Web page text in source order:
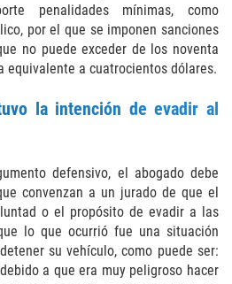
Oral Forzada
Indecente
a un Niño Menor de 18 Años
Sexual Forzada
penalidades mínimas, como
por el que se imponen sanciones
no puede exceder de los noventa
equivalente a cuatrocientos dólares.
la intención de evadir al
defensivo, el abogado debe
convenzan a un jurado de que el
o el propósito de evadir a las
lo que ocurrió fue una situación
su vehículo, como puede ser:
a que era muy peligroso hacer